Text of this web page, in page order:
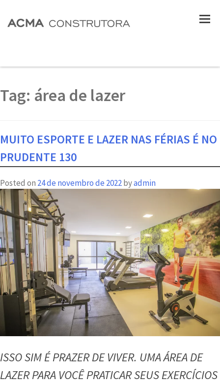
Tag: área de lazer
MUITO ESPORTE E LAZER NAS FÉRIAS É NO
PRUDENTE 130
Posted on 24 de novembro de 2022byadmin
ISSO SIM É PRAZER DE VIVER. UMA ÁREA DE
LAZER PARA VOCÊ PRATICAR SEUS EXERCÍCIOS